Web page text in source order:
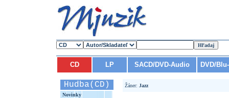
CD LP SACD/DVD-Audio DVD/
Hudba(CD)
Novinky
Žáner: Jazz